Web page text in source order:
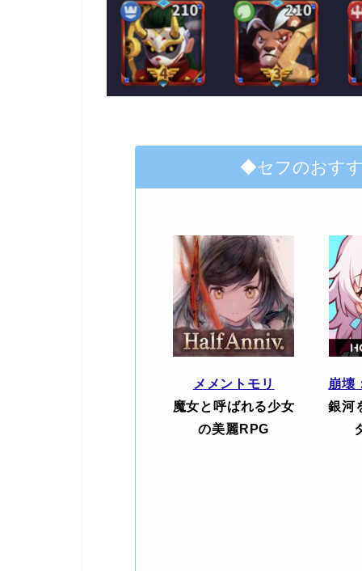
◆セフのおす
メメントモリ
魔女と呼ばれる少女
の美麗RPG
崩壊
銀河